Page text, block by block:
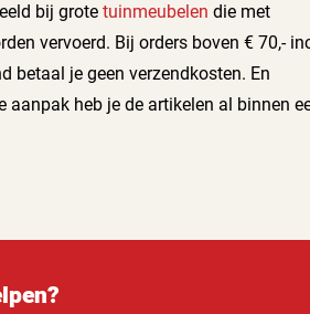
bij grote tuinmeubelen die met
vervoerd. Bij orders boven € 70,-
betaal je geen verzendkosten. En
aanpak heb je de artikelen al binnen